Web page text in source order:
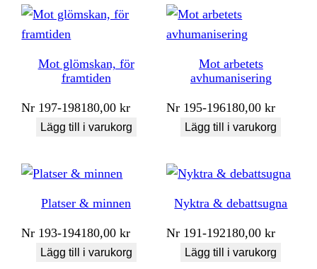
Mot glömskan, för
framtiden
Nr 197-198180,00kr
Lägg till i varukorg
Mot arbetets
avhumanisering
Nr 195-196180,00kr
Lägg till i varukorg
Platser & minnen
Nr 193-194180,00kr
Lägg till i varukorg
Nyktra & debattsugna
Nr 191-192180,00kr
Lägg till i varukorg